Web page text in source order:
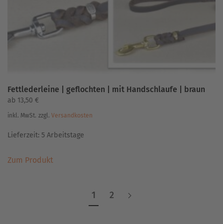
Produktseite
gewählt
Fettlederleine | geflochten | mit Handschlaufe | braun
ab 13,50 €
inkl. MwSt. zzgl. Versandkosten
Lieferzeit: 5 Arbeitstage
Zum ProduktProdukt
1 2